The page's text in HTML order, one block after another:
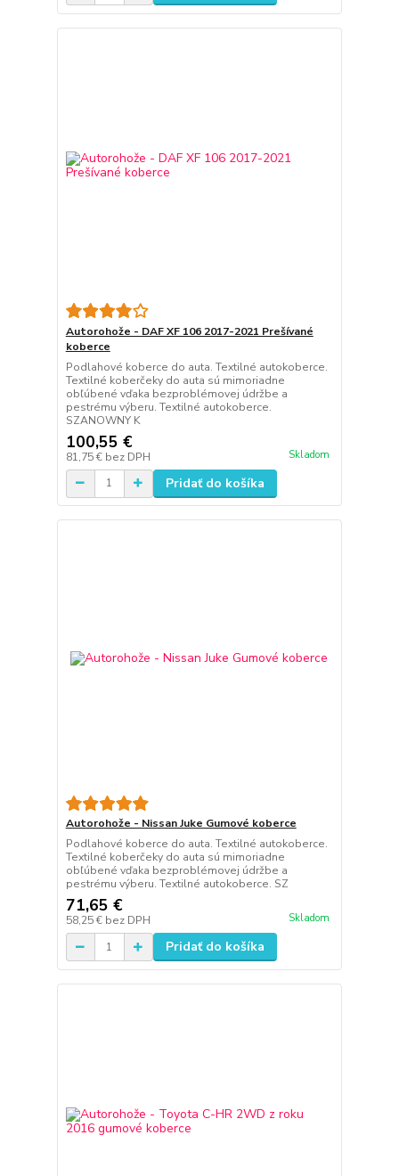
Autorohože - DAF XF 106 2017-2021 Prešívané
koberce
Podlahové koberce do auta. Textilné autokoberce.
Textilné koberčeky do auta sú mimoriadne
obľúbené vďaka bezproblémovej údržbe a
pestrému výberu. Textilné autokoberce.
SZANOWNY K
100,55 €
81,75 € bez DPH Skladom
Pridať do košíka
Autorohože - Nissan Juke Gumové koberce
Podlahové koberce do auta. Textilné autokoberce.
Textilné koberčeky do auta sú mimoriadne
obľúbené vďaka bezproblémovej údržbe a
pestrému výberu. Textilné autokoberce. SZ
71,65 €
58,25 € bez DPH Skladom
Pridať do košíka